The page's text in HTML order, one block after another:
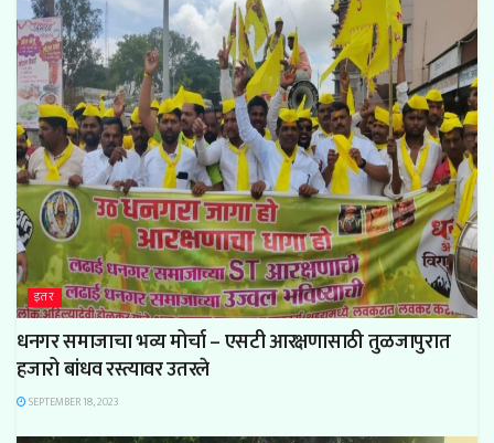
इतर
धनगर समाजाचा भव्य मोर्चा – एसटी आरक्षणासाठी तुळजापुरात
हजारो बांधव रस्त्यावर उतरले
SEPTEMBER 18, 2023